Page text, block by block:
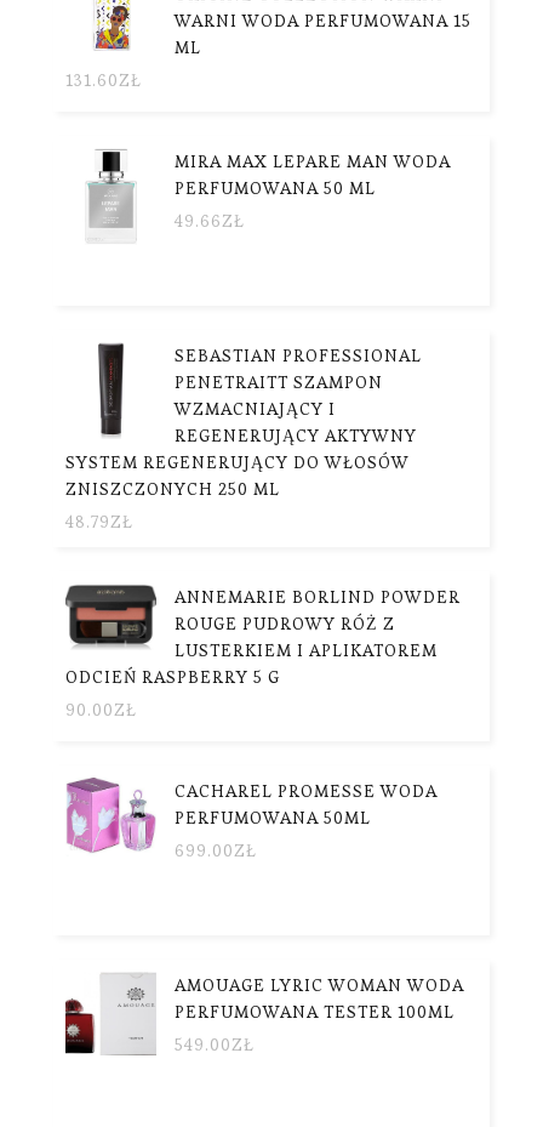
WARNI WODA PERFUMOWANA 15
ML
131.60ZŁ
MIRA MAX LEPARE MAN WODA
PERFUMOWANA 50 ML
49.66ZŁ
SEBASTIAN PROFESSIONAL
PENETRAITT SZAMPON
WZMACNIAJĄCY I
REGENERUJĄCY AKTYWNY
SYSTEM REGENERUJĄCY DO WŁOSÓW
ZNISZCZONYCH 250 ML
48.79ZŁ
ANNEMARIE BORLIND POWDER
ROUGE PUDROWY RÓŻ Z
LUSTERKIEM I APLIKATOREM
ODCIEŃ RASPBERRY 5 G
90.00ZŁ
CACHAREL PROMESSE WODA
PERFUMOWANA 50ML
699.00ZŁ
AMOUAGE LYRIC WOMAN WODA
PERFUMOWANA TESTER 100ML
549.00ZŁ